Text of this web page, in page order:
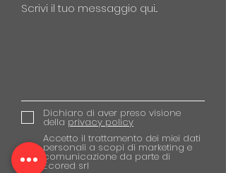
Scrivi il tuo messaggio qui...
Dichiaro di aver preso visione
della privacy policy
Accetto il trattamento dei miei dati
personali a scopi di marketing e
comunicazione da parte di
Ecored srl